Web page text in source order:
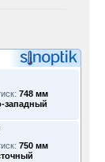
748 мм
западный
750 мм